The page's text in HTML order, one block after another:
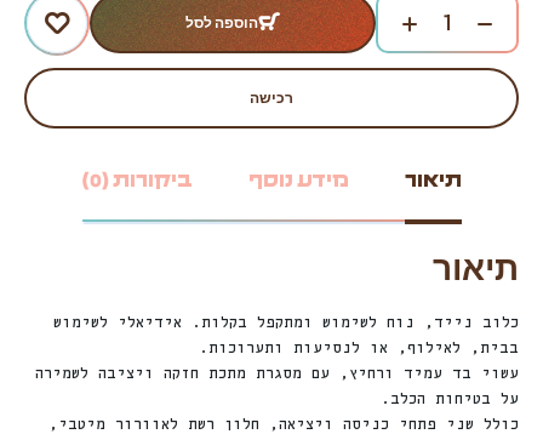
הוספה לסל
רכישה
תיאור מידע נוסף ביקורות (0)
תיאור
כלוב נייד, נוח לשימוש ומתקפל בקלות. אידיאלי לשימוש
בבית, לאילוף, או לנסיעות ותערוכות.
עשוי בד עמיד ורחיץ, עם מסגרת מתכת חזקה ויציבה לשמירה
על בטיחות הכלב.
כולל שני פתחי כניסה ויציאה, חלון רשת לאוורור מיטבי,